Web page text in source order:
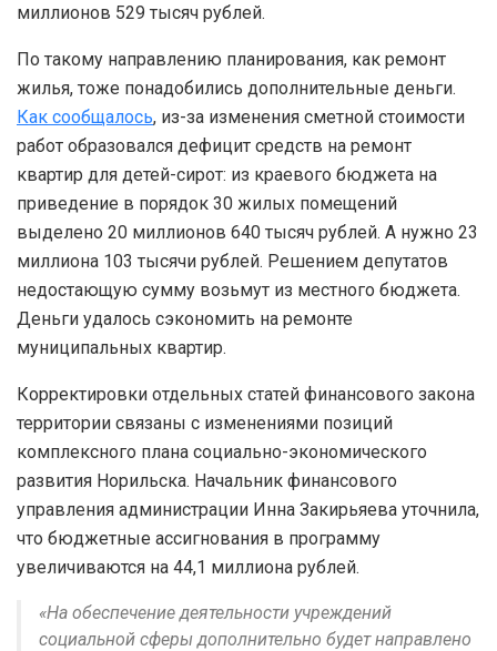
миллионов 529 тысяч рублей.
По такому направлению планирования, как ремонт
жилья, тоже понадобились дополнительные деньги.
Как сообщалось, из-за изменения сметной стоимости
работ образовался дефицит средств на ремонт
квартир для детей-сирот: из краевого бюджета на
приведение в порядок 30 жилых помещений
выделено 20 миллионов 640 тысяч рублей. А нужно 23
миллиона 103 тысячи рублей. Решением депутатов
недостающую сумму возьмут из местного бюджета.
Деньги удалось сэкономить на ремонте
муниципальных квартир.
Корректировки отдельных статей финансового закона
территории связаны с изменениями позиций
комплексного плана социально-экономического
развития Норильска. Начальник финансового
управления администрации Инна Закирьяева уточнила,
что бюджетные ассигнования в программу
увеличиваются на 44,1 миллиона рублей.
«На обеспечение деятельности учреждений
социальной сферы дополнительно будет направлено